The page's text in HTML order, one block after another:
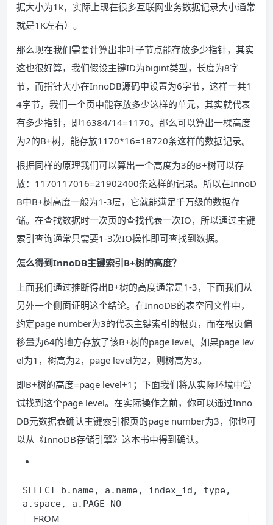
据大小为1k，实际上现在很多互联网业务数据记录大小通常
就是1K左右）。
那么现在我们需要计算出非叶子节点能存放多少指针，其实
这也很好算，我们假设主键ID为bigint类型，长度为8字
节，而指针大小在InnoDB源码中设置为6字节，这样一共1
4字节，我们一个页中能存放多少这样的单元，其实就代表
有多少指针，即16384/14=1170。那么可以算出一棵高度
为2的B+树，能存放1170*16=18720条这样的数据记录。
根据同样的原理我们可以算出一个高度为3的B+树可以存
放：1170117016=21902400条这样的记录。所以在InnoD
B中B+树高度一般为1-3层，它就能满足千万级的数据存
储。在查找数据时一次页的查找代表一次IO，所以通过主键
索引查询通常只需要1-3次IO操作即可查找到数据。
怎么得到InnoDB主键索引B+树的高度？
上面我们通过推断得出B+树的高度通常是1-3，下面我们从
另外一个侧面证明这个结论。在InnoDB的表空间文件中，
约定page number为3的代表主键索引的根页，而在根页偏
移量为64的地方存放了该B+树的page level。如果page lev
el为1，树高为2，page level为2，则树高为3。
即B+树的高度=page level+1；下面我们将从实际环境中尝
试找到这个page level。在实际操作之前，你可以通过Inno
DB元数据表确认主键索引根页的page number为3，你也可
以从《InnoDB存储引擎》这本书中得到确认。
SELECT b.name, a.name, index_id, type,
a.space, a.PAGE_NO